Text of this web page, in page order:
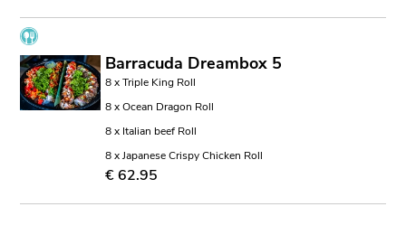
Barracuda Dreambox 5
8 x Triple King Roll
8 x Ocean Dragon Roll
8 x Italian beef Roll
8 x Japanese Crispy Chicken Roll
€ 62.95